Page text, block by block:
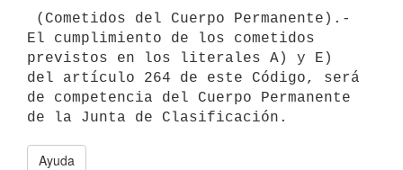
El cumplimiento de los cometidos
previstos en los literales A) y E)
del artículo 264 de este Código, será
de competencia del Cuerpo Permanente
Ayuda